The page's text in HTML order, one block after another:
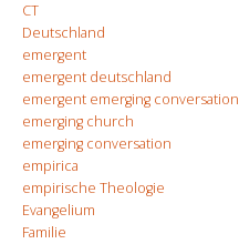
CT
Deutschland
emergent
emergent deutschland
emergent emerging conversation
emerging church
emerging conversation
empirica
empirische Theologie
Evangelium
Familie